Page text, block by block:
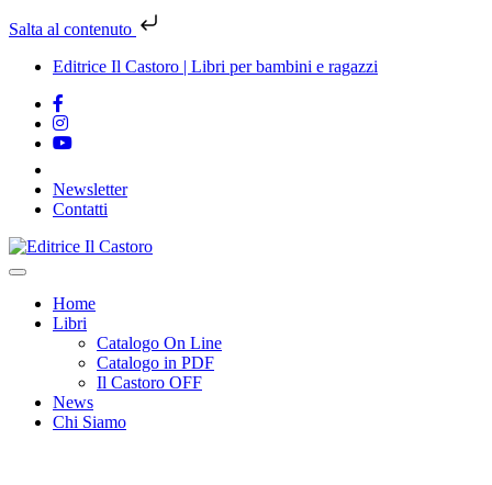
Salta al contenuto
Editrice Il Castoro | Libri per bambini e ragazzi
Newsletter
Contatti
Vai
al
Home
Libri
Catalogo On Line
Catalogo in PDF
Il Castoro OFF
News
Chi Siamo